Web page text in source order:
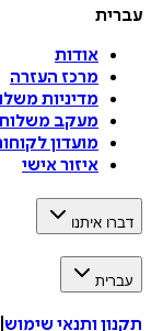
עברית
אודות
מרכז העזרה
מדיניות
מעקב משלוח
מועדון
איזור אישי
דברו איתנו
עברית
תקנון ותנאי שימוש